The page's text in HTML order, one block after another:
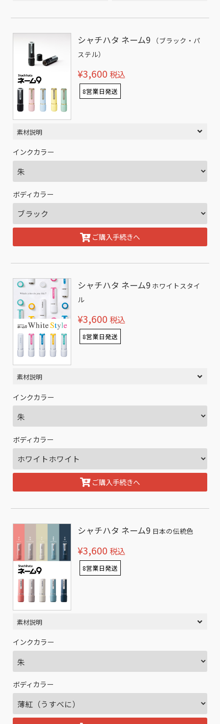
シャチハタ ネーム9
（ブラック・パ
ステル）
¥3,600 税込
8営業日発送
素材説明
インクカラー
ボディカラー
ご購入手続きへ
シャチハタ ネーム9 ホワイトスタイ
ル
¥3,600 税込
8営業日発送
素材説明
インクカラー
ボディカラー
ご購入手続きへ
シャチハタ ネーム9 日本の伝統色
¥3,600 税込
8営業日発送
素材説明
インクカラー
ボディカラー